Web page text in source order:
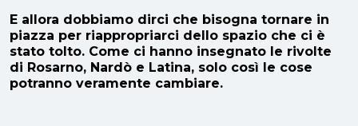
E allora dobbiamo dirci che bisogna tornare in
piazza per riappropriarci dello spazio che ci è
stato tolto. Come ci hanno insegnato le rivolte
di Rosarno, Nardò e Latina, solo così le cose
potranno veramente cambiare.